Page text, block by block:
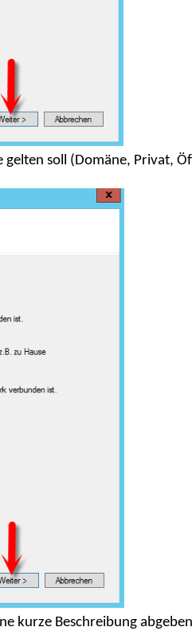
soll (Domäne, Privat,
kurze Beschreibung